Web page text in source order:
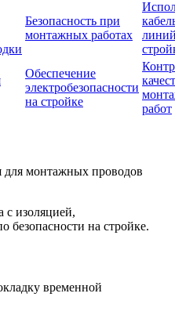
Безопасность при
монтажных работах
Обеспечение
электробезопасности
на стройке
работ
для монтажных проводов
с изоляцией,
безопасности на стройке.
временной